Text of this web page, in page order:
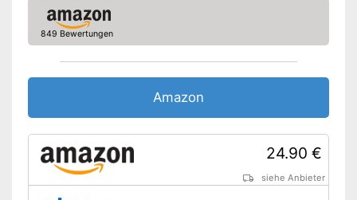
849 Bewertungen
Amazon
24.90 €
siehe Anbieter